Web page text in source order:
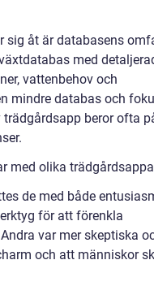
sig åt är databasens
med
vattenbehov och
mindre databas och
beror ofta
med olika
de med både
för att förenkla
var mer skeptiska
och att människor